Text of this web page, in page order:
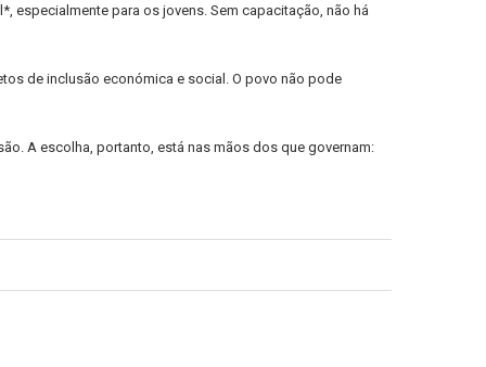
especialmente para os jovens. Sem capacitação, não há
de inclusão económica e social. O povo não pode
A escolha, portanto, está nas mãos dos que governam: